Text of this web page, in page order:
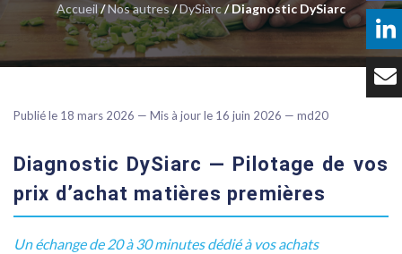
Nos autres
Solutions
Témoignages
Accueil/Nos autres/DySiarc/ Diagnostic DySiarc
Publié le 18 mars 2026 — Mis à jour le 16 juin 2026 — md20
Diagnostic DySiarc — Pilotage de vos
prix d’achat matières premières
Un échange de 20 à 30 minutes dédié à vos achats